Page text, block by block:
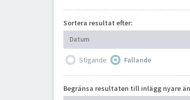
Sortera resultat efter:
Datum
Stigande Fallande
Begränsa resultaten till inlägg nyare